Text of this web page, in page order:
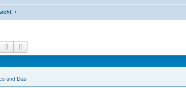
Suche
und Das